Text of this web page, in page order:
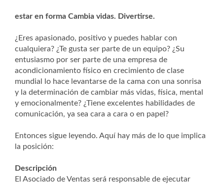
estar en forma Cambia vidas. Divertirse.
¿Eres apasionado, positivo y puedes hablar con
cualquiera? ¿Te gusta ser parte de un equipo? ¿Su
entusiasmo por ser parte de una empresa de
acondicionamiento físico en crecimiento de clase
mundial lo hace levantarse de la cama con una sonrisa
y la determinación de cambiar más vidas, física, mental
y emocionalmente? ¿Tiene excelentes habilidades de
comunicación, ya sea cara a cara o en papel?
Entonces sigue leyendo. Aquí hay más de lo que implica
la posición:
Descripción
El Asociado de Ventas será responsable de ejecutar